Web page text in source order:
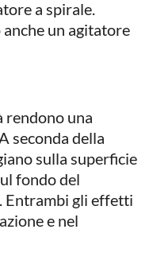
a spirale.
un agitatore
rendono una
seconda della
sulla superficie
fondo del
Entrambi gli effetti
e nel